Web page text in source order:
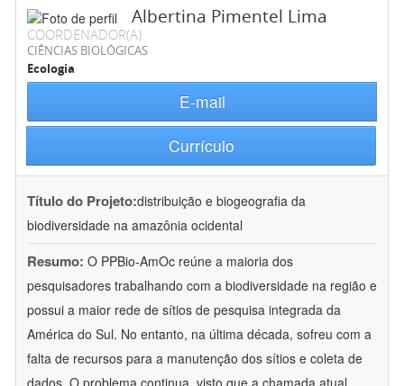
Albertina Pimentel Lima
COORDENADOR(A)
CIÊNCIAS BIOLÓGICAS
Ecologia
E-mail
Currículo
Título do Projeto:distribuição e biogeografia da
biodiversidade na amazônia ocidental
Resumo: O PPBio-AmOc reúne a maioria dos
pesquisadores trabalhando com a biodiversidade na região e
possui a maior rede de sítios de pesquisa integrada da
América do Sul. No entanto, na última década, sofreu com a
falta de recursos para a manutenção dos sítios e coleta de